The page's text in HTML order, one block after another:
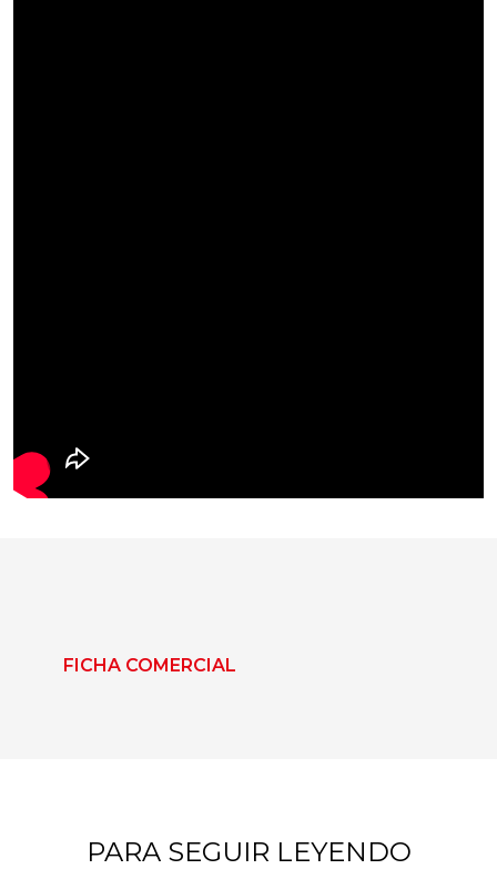
FICHA COMERCIAL
PARA SEGUIR LEYENDO